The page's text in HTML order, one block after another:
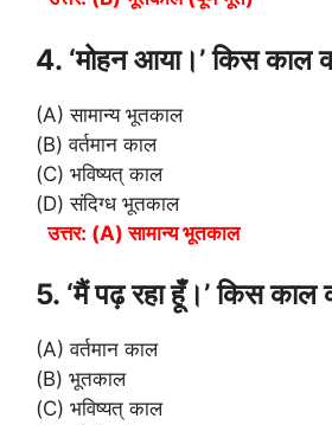
4. ‘मोहन आया।’ किस काल
(A) सामान्य भूतकाल
(B) वर्तमान काल
(C) भविष्यत् काल
(D) संदिग्ध भूतकाल
उत्तर: (A) सामान्य भूतकाल
5. ‘मैं पढ़ रहा हूँ।’ किस काल
(A) वर्तमान काल
(B) भूतकाल
(C) भविष्यत् काल